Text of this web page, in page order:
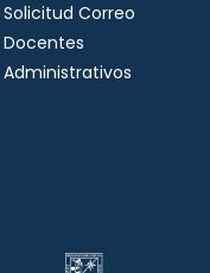
Solicitud Correo
Docentes
Administrativos